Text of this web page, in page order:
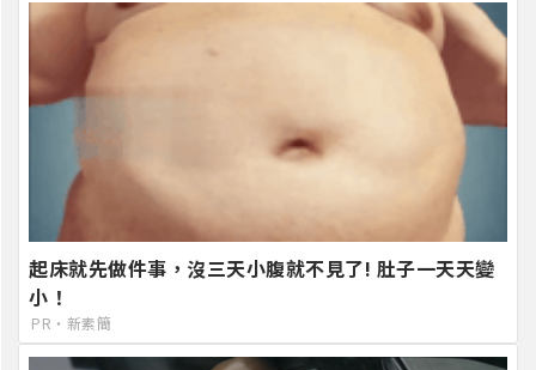
起床就先做件事，沒三天小腹就不見了! 肚子一天天變
小！
PR・新素簡